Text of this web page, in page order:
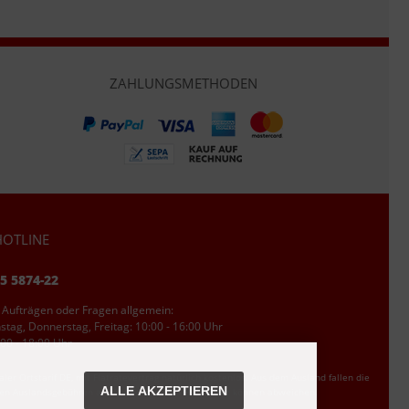
ZAHLUNGSMETHODEN
5874-22
oder Fragen allgemein:
Donnerstag, Freitag: 10:00 - 16:00 Uhr
- 18:00 Uhr
Ortstarif DE, mit Flatratevertrag natürlich kostenlos. Aus dem Ausland fallen die
Auslandsgebühren an. Anrufe aus dem Handynetz können abweichen.
ALLE AKZEPTIEREN